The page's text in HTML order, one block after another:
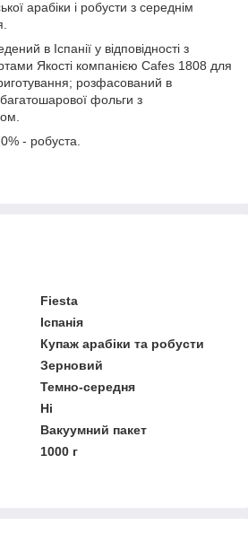
арабіки і робусти з середнім
в Іспанії у відповідності з
Якості компанією Cafes 1808 для
розфасований в
фольги з
- робуста.
Fiesta
Іспанія
Купаж арабіки та робусти
Зерновий
Темно-середня
Ні
Вакуумний пакет
1000 г